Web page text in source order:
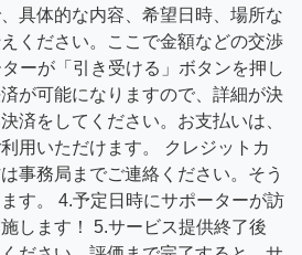
具体的な内容、希望日時、場所な
ください。ここで金額などの交渉
ーが「引き受ける」ボタンを押し
が可能になりますので、詳細が決
済をしてください。お支払いは、
用いただけます。 クレジットカ
事務局までご連絡ください。そう
す。 4.予定日時にサポーターが訪
します！ 5.サービス提供終了後